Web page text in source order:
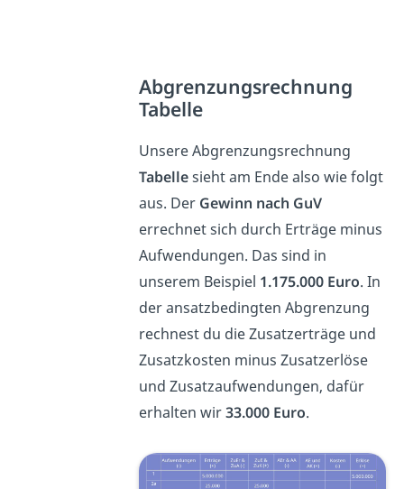
Abgrenzungsrechnung
Tabelle
Unsere Abgrenzungsrechnung
Tabellesieht am Ende also wie folgt
aus. Der Gewinn nach GuV
errechnet sich durch Erträge minus
Aufwendungen. Das sind in
unserem Beispiel 1.175.000 Euro. In
der ansatzbedingten Abgrenzung
rechnest du die Zusatzerträge und
Zusatzkosten minus Zusatzerlöse
und Zusatzaufwendungen, dafür
erhalten wir33.000 Euro.